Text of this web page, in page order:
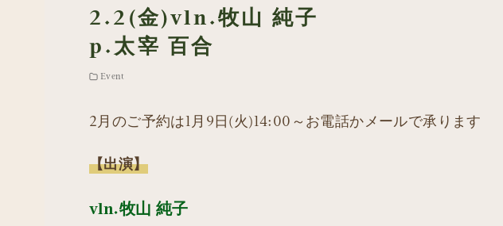
2.2(金)vln.牧山 純子
p.太宰 百合
Event
2月のご予約は1月9日(火)14:00～お電話かメールで承ります
【出演】
vln.牧山 純子